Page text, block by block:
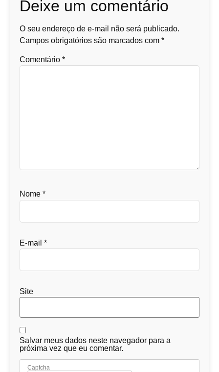
Deixe um comentário
O seu endereço de e-mail não será publicado.
Campos obrigatórios são marcados com *
Comentário *
Nome *
E-mail *
Site
Salvar meus dados neste navegador para a
próxima vez que eu comentar.
Captcha